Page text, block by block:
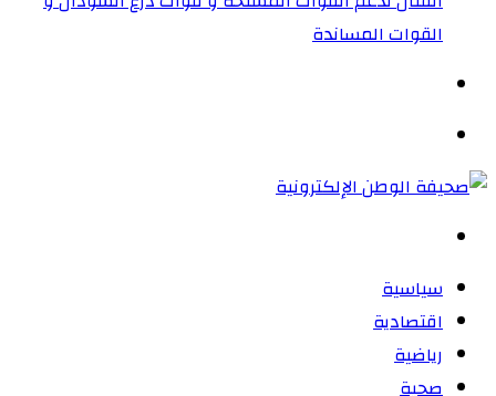
القوات المساندة
سياسية
اقتصادية
رياضية
صحية